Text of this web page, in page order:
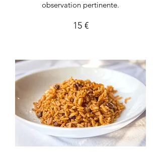
observation pertinente.
15 €